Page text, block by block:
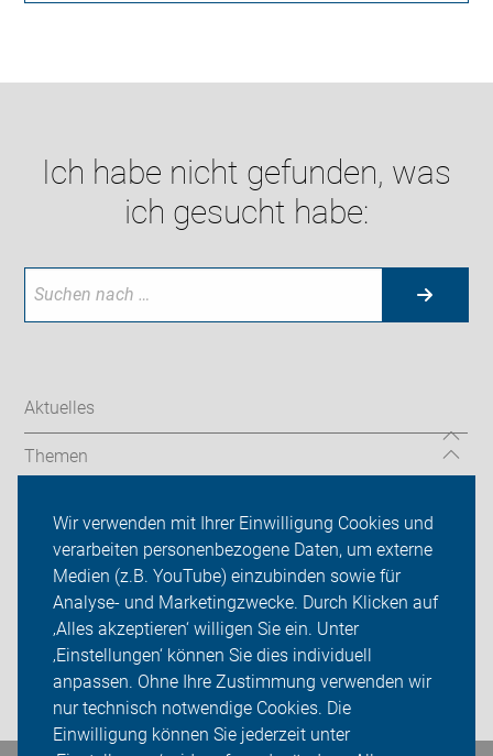
Wir verwenden mit Ihrer Einwilligung Cookies und
verarbeiten personenbezogene Daten, um externe
Medien (z.B. YouTube) einzubinden sowie für
Analyse- und Marketingzwecke. Durch Klicken auf
‚Alles akzeptieren‘ willigen Sie ein. Unter
‚Einstellungen‘ können Sie dies individuell
anpassen. Ohne Ihre Zustimmung verwenden wir
nur technisch notwendige Cookies. Die
Einwilligung können Sie jederzeit unter
Ich habe nicht gefunden, was
ich gesucht habe:
Aktuelles
Themen
ADFC Bad Homburg/Friedrichsdorf
Sei dabei
Presse
Login